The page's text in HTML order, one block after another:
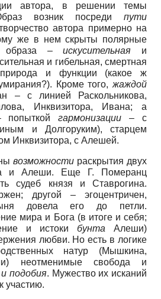
автора, в решении темы
возник посреди пути
автора примерно на
же в нем скрыты полярные
образа –искусительная и
и гибельная, смертная
и функции (какое ж
Кроме того, жаждой
– с линией Раскольникова,
Инквизитора, Ивана; а
попыткойгармонизации – с
и Долгоруким), старцем
Инквизитора, с Алешей.
возможности раскрытия двух
и Алеши. Еще Г. Померанц
судеб князя и Ставрогина.
другой – эгоцентричен,
довела его до петли.
мира и Бога (в итоге и себя;
и истоки бунта Алеши)
любви. Но есть в логике
натур (Мышкина,
неотменимые свобода и
подобия. Мужество их исканий
участию.